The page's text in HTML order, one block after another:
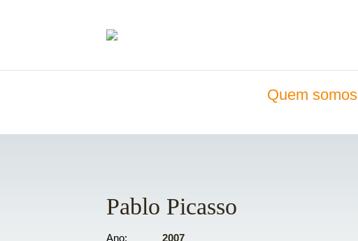
Quem somos
Pablo Picasso
Ano
2007